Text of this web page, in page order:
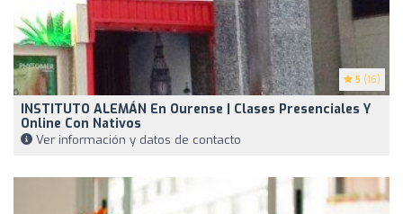
5 (16)
INSTITUTO ALEMÁN En Ourense | Clases Presenciales Y
Online Con Nativos
Ver información y datos de contacto